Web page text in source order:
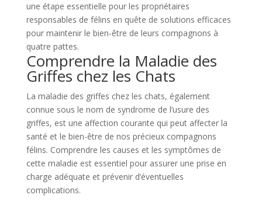
une étape essentielle pour les propriétaires
responsables de félins en quête de solutions efficaces
pour maintenir le bien-être de leurs compagnons à
quatre pattes.
Comprendre la Maladie des
Griffes chez les Chats
La maladie des griffes chez les chats, également
connue sous le nom de syndrome de l’usure des
griffes, est une affection courante qui peut affecter la
santé et le bien-être de nos précieux compagnons
félins. Comprendre les causes et les symptômes de
cette maladie est essentiel pour assurer une prise en
charge adéquate et prévenir d’éventuelles
complications.